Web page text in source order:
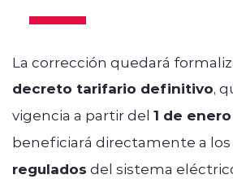
La corrección quedará
decreto tarifario definitivo,
vigencia a partir del 1 de
beneficiará directamente a los
regulados del sistema